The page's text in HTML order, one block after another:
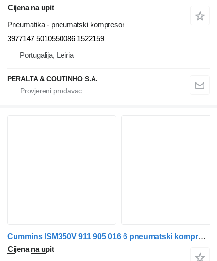
Cijena na upit
Pneumatika - pneumatski kompresor
3977147 5010550086 1522159
Portugalija, Leiria
PERALTA & COUTINHO S.A.
Cummins ISM350V 911 905 016 6 pneumatski kompresor za kamiona
Cijena na upit